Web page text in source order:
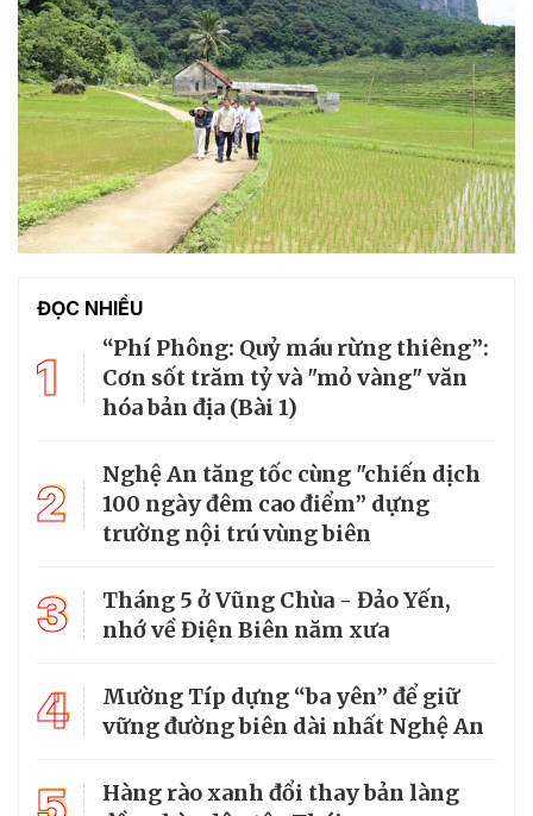
ĐỌC NHIỀU
1
“Phí Phông: Quỷ máu rừng thiêng”:
Cơn sốt trăm tỷ và "mỏ vàng" văn
hóa bản địa (Bài 1)
2
Nghệ An tăng tốc cùng "chiến dịch
100 ngày đêm cao điểm” dựng
trường nội trú vùng biên
3
Tháng 5 ở Vũng Chùa - Đảo Yến,
nhớ về Điện Biên năm xưa
4
Mường Típ dựng “ba yên” để giữ
vững đường biên dài nhất Nghệ An
Hàng rào xanh đổi thay bản làng